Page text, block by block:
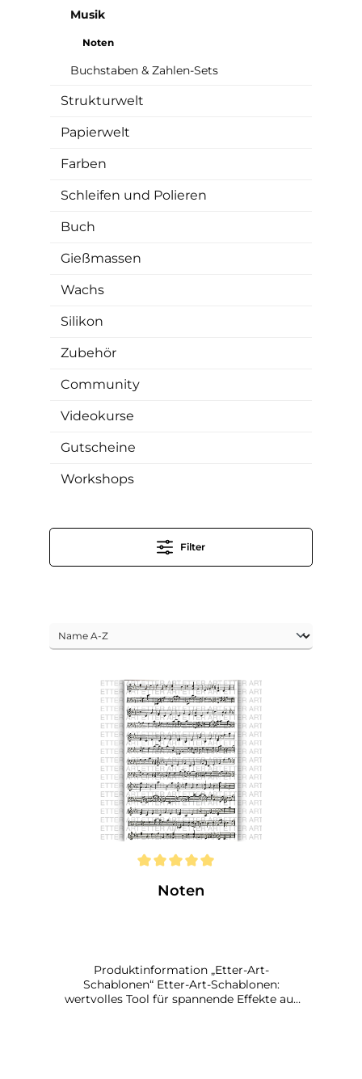
Musik
Noten
Buchstaben & Zahlen-Sets
Strukturwelt
Papierwelt
Farben
Schleifen und Polieren
Buch
Gießmassen
Wachs
Silikon
Zubehör
Community
Videokurse
Gutscheine
Workshops
Filter
Noten
Produktinformation „Etter-Art-
Schablonen“ Etter-Art-Schablonen:
wertvolles Tool für spannende Effekte auf